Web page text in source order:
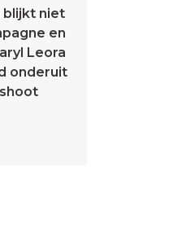
blijkt niet
en
Leora
onderuit